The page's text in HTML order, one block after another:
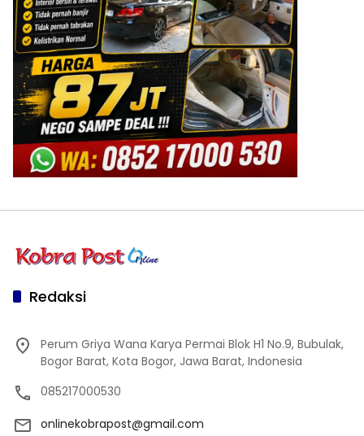
Redaksi
Perum Griya Wana Karya Permai Blok H1 No.9, Bubulak,
Bogor Barat, Kota Bogor, Jawa Barat, Indonesia
085217000530
onlinekobrapost@gmail.com